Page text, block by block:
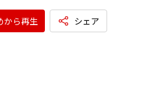
から再生 シェア